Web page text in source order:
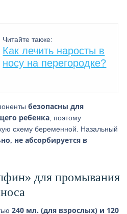
Читайте также:
Как лечить наросты в
носу на перегородке?
безопасны для
ребенка , поэтому
схему беременной. Назальный
не абсорбируется в
для промывания
носа
240 мл. (для взрослых) и 120